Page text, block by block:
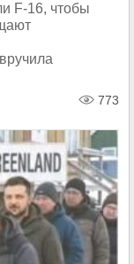
F-16, чтобы
773